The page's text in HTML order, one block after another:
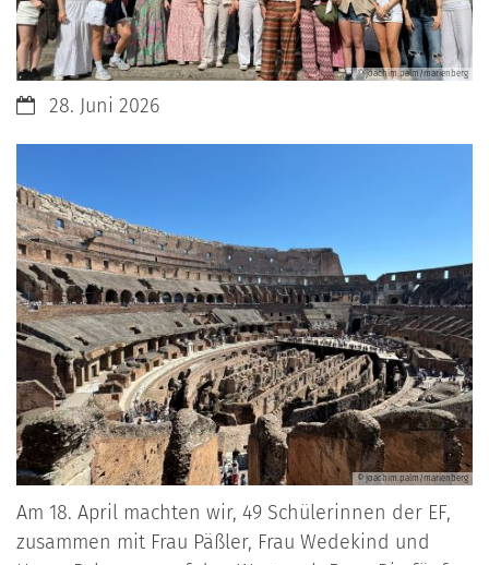
© joachim.palm/marienberg
Datum:28. Juni 2026
© joachim.palm/marienberg
Am 18. April machten wir, 49 Schülerinnen der EF,
zusammen mit Frau Päßler, Frau Wedekind und